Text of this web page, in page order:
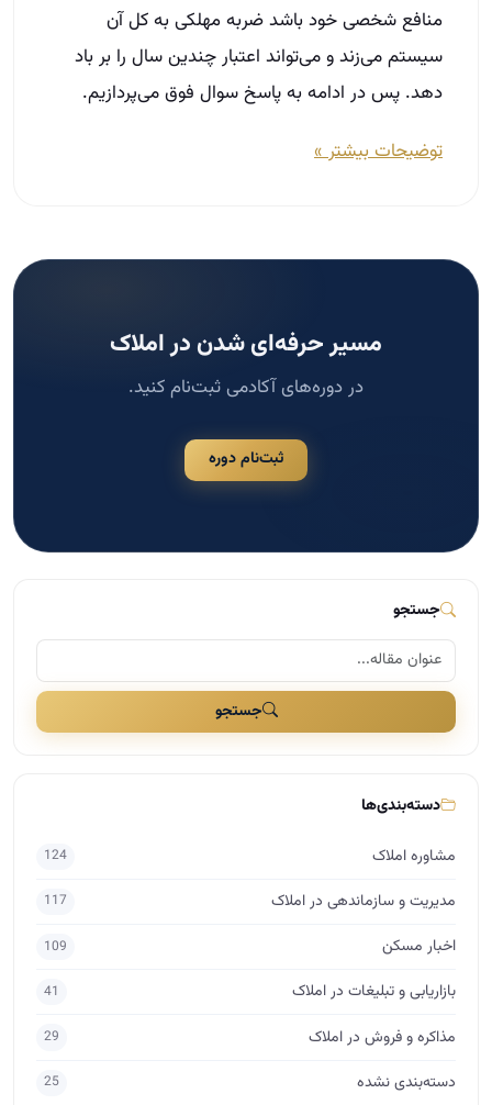
منافع شخصی خود باشد ضربه مهلکی به کل آن
سیستم می‌زند و می‌تواند اعتبار چندین سال را بر باد
دهد. پس در ادامه به پاسخ سوال فوق می‌پردازیم.
توضیحات بیشتر »
مسیر حرفه‌ای شدن در املاک
در دوره‌های آکادمی ثبت‌نام کنید.
ثبت‌نام دوره
جستجو
جستجو
دسته‌بندی‌ها
مشاوره املاک 124
مدیریت و سازماندهی در املاک 117
اخبار مسکن 109
بازاریابی و تبلیغات در املاک 41
مذاکره و فروش در املاک 29
دسته‌بندی نشده 25